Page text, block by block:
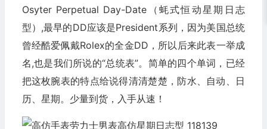
Osyter Perpetual Day-Date（蚝式恒动星期日志
型）,最早的DD应该是President系列，因为美国总统
曾经酷爱佩戴Rolex的全金DD，所以后来此表一举成
名,也是我们所说的“总统表”。简单的四个单词，已经
把这枚腕表的特点给说得清清楚楚，防水、自动、日
历、星期。少量到货，入手从速！